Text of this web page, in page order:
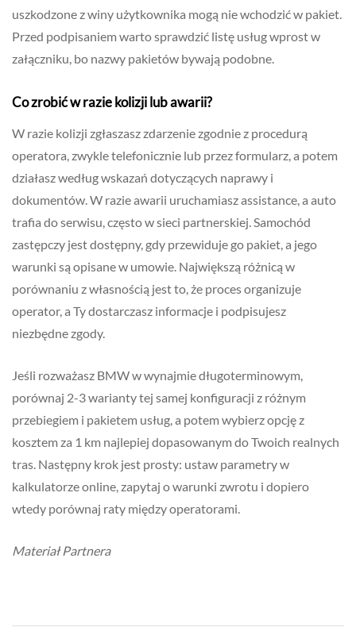
uszkodzone z winy użytkownika mogą nie wchodzić w pakiet.
Przed podpisaniem warto sprawdzić listę usług wprost w
załączniku, bo nazwy pakietów bywają podobne.
Co zrobić w razie kolizji lub awarii?
W razie kolizji zgłaszasz zdarzenie zgodnie z procedurą
operatora, zwykle telefonicznie lub przez formularz, a potem
działasz według wskazań dotyczących naprawy i
dokumentów. W razie awarii uruchamiasz assistance, a auto
trafia do serwisu, często w sieci partnerskiej. Samochód
zastępczy jest dostępny, gdy przewiduje go pakiet, a jego
warunki są opisane w umowie. Największą różnicą w
porównaniu z własnością jest to, że proces organizuje
operator, a Ty dostarczasz informacje i podpisujesz
niezbędne zgody.
Jeśli rozważasz BMW w wynajmie długoterminowym,
porównaj 2-3 warianty tej samej konfiguracji z różnym
przebiegiem i pakietem usług, a potem wybierz opcję z
kosztem za 1 km najlepiej dopasowanym do Twoich realnych
tras. Następny krok jest prosty: ustaw parametry w
kalkulatorze online, zapytaj o warunki zwrotu i dopiero
wtedy porównaj raty między operatorami.
Materiał Partnera